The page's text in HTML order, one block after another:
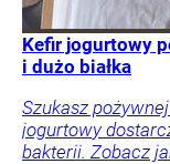
Kefir jogurtowy
i dużo białka
Szukasz
jogurtowy
bakterii. Zobacz